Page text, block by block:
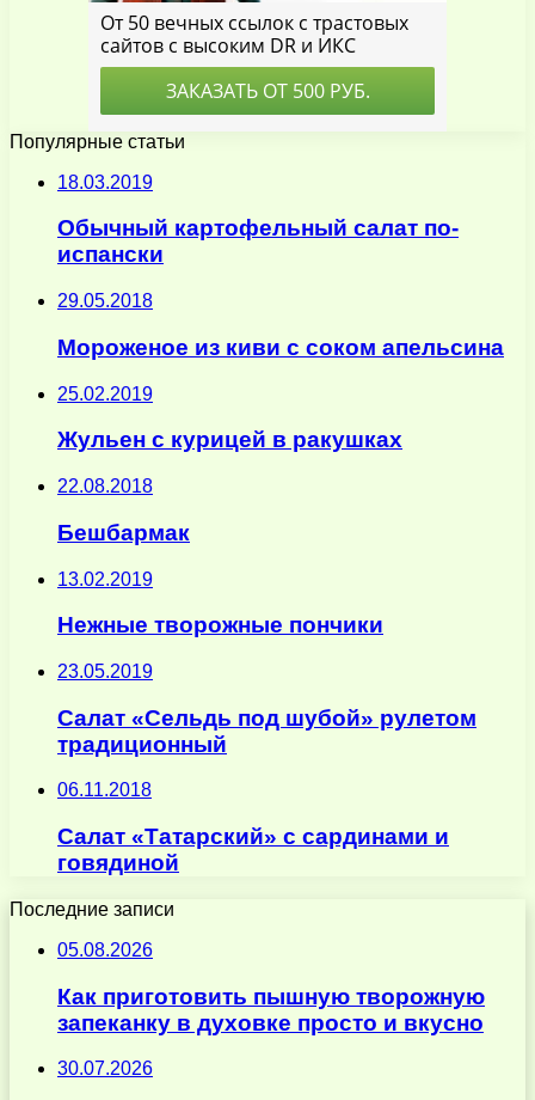
Популярные статьи
18.03.2019
Обычный картофельный салат по-
испански
29.05.2018
Мороженое из киви с соком апельсина
25.02.2019
Жульен с курицей в ракушках
22.08.2018
Бешбармак
13.02.2019
Нежные творожные пончики
23.05.2019
Салат «Сельдь под шубой» рулетом
традиционный
06.11.2018
Салат «Татарский» с сардинами и
говядиной
Последние записи
05.08.2026
Как приготовить пышную творожную
запеканку в духовке просто и вкусно
30.07.2026